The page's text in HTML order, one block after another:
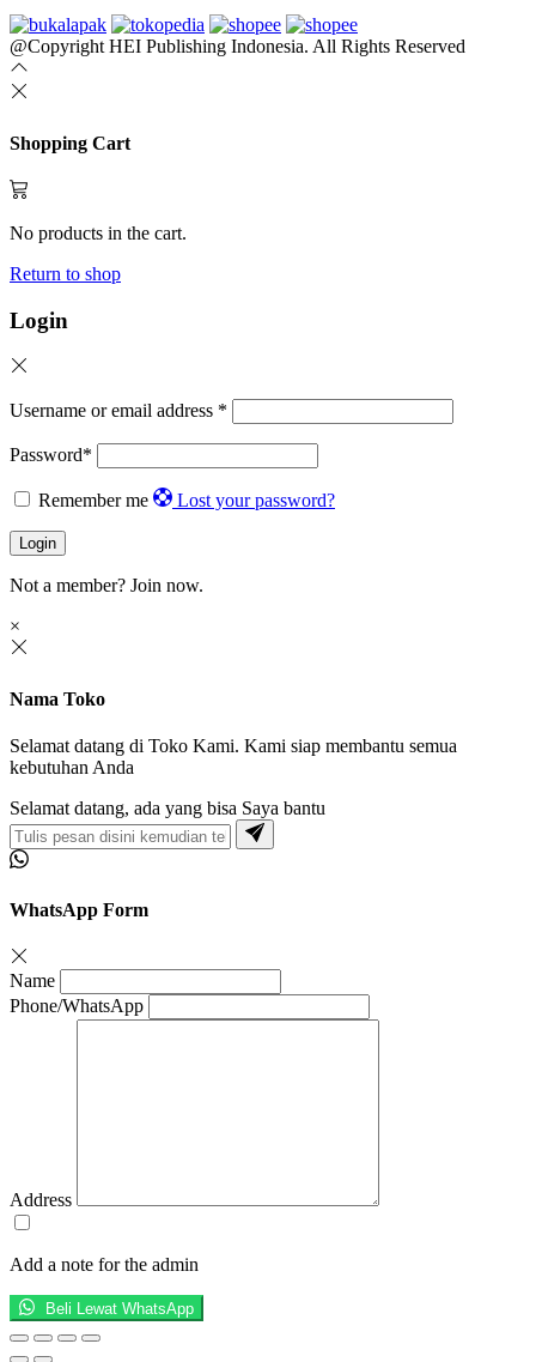
@Copyright HEI Publishing Indonesia. All Rights Reserved
Shopping Cart
No products in the cart.
Return to shop
Login
Username or email address *
Password*
Remember me Lost your password?
Login
Not a member? Join now.
×
Nama Toko
Selamat datang di Toko Kami. Kami siap membantu semua
kebutuhan Anda
Selamat datang, ada yang bisa Saya bantu
WhatsApp Form
Name
Phone/WhatsApp
Address
Add a note for the admin
Beli Lewat WhatsApp